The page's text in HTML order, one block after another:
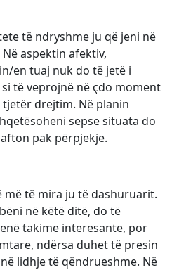
të ndryshme ju që jeni në
aspektin afektiv,
en tuaj nuk do të jetë i
të veprojnë në çdo moment
drejtim. Në planin
sepse situata do
pak përpjekje.
të mira ju të dashuruarit.
në këtë ditë, do të
takime interesante, por
ndërsa duhet të presin
lidhje të qëndrueshme. Në